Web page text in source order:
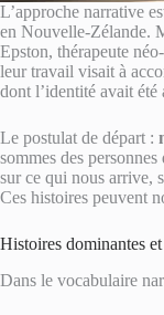
L’approche narrative
en Nouvelle-Zélande.
Epston, thérapeute
leur travail visait à
dont l’identité avait été
Le postulat de départ :
sommes des
sur ce qui nous arrive,
Ces histoires peuvent
Histoires dominantes
Dans le vocabulaire